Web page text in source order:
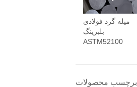
میله گرد فولادی
بلبرینگ
ASTM52100